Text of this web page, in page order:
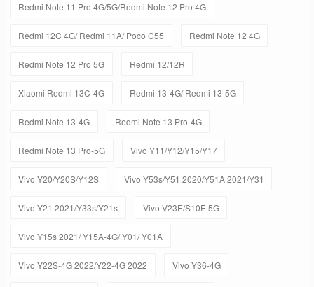
Redmi Note 11 Pro 4G/5G/Redmi Note 12 Pro 4G
Redmi 12C 4G/ Redmi 11A/ Poco C55 Redmi Note 12 4G
Redmi Note 12 Pro 5G Redmi 12/12R
Xiaomi Redmi 13C-4G Redmi 13-4G/ Redmi 13-5G
Redmi Note 13-4G Redmi Note 13 Pro-4G
Redmi Note 13 Pro-5G Vivo Y11/Y12/Y15/Y17
Vivo Y20/Y20S/Y12S Vivo Y53s/Y51 2020/Y51A 2021/Y31
Vivo Y21 2021/Y33s/Y21s Vivo V23E/S10E 5G
Vivo Y15s 2021/ Y15A-4G/ Y01/ Y01A
Vivo Y22S-4G 2022/Y22-4G 2022 Vivo Y36-4G